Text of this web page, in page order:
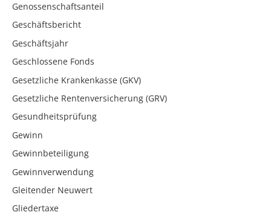
Genossenschaftsanteil
Geschäftsbericht
Geschäftsjahr
Geschlossene Fonds
Gesetzliche Krankenkasse (GKV)
Gesetzliche Rentenversicherung (GRV)
Gesundheitsprüfung
Gewinn
Gewinnbeteiligung
Gewinnverwendung
Gleitender Neuwert
Gliedertaxe